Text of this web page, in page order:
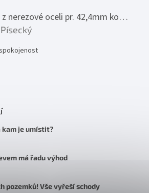
Madlo z nerezové oceli pr. 42,4mm komplet - model 0116 - 3000mm
produktu je 5 z 5 hvězdiček.
kam je umístit?
má řadu výhod
pozemků! Vše vyřeší schody